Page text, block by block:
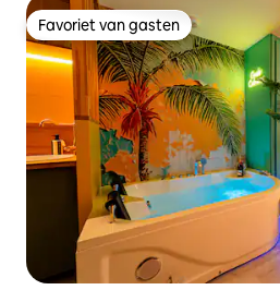
Favoriet van gasten
Favoriet van gasten